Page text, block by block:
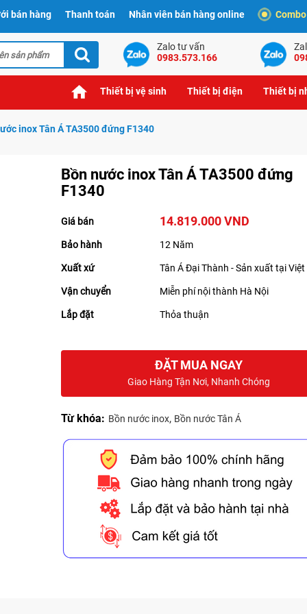
bán hàng Thanh toán Nhân viên bán hàng online
Zalo tư vấn
0983.573.166
Thiết bị vệ sinh Thiết bị điện Thiết bị
inox Tân Á TA3500 đứng F1340
Bồn nước inox Tân Á TA3500 đứng
F1340
Giá bán 14.819.000 VND
Bảo hành 12 Năm
Xuất xứ Tân Á Đại Thành - Sản xuất tại
Vận chuyển Miễn phí nội thành Hà Nội
Lắp đặt Thỏa thuận
ĐẶT MUA NGAY
Giao Hàng Tận Nơi, Nhanh Chóng
Từ khóa: Bồn nước inox, Bồn nước Tân Á